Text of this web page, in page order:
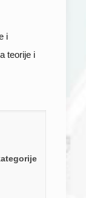
i
teorije i